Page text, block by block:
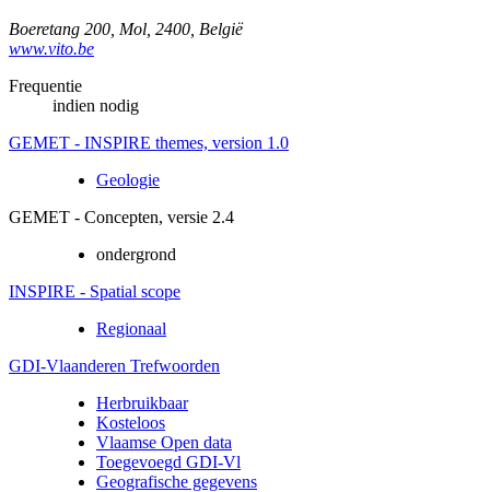
Boeretang 200 Mol 2400 België
www.vito.be
Frequentie
indien nodig
GEMET - INSPIRE themes, version 1.0
Geologie
GEMET - Concepten, versie 2.4
ondergrond
INSPIRE - Spatial scope
Regionaal
GDI-Vlaanderen Trefwoorden
Herbruikbaar
Kosteloos
Vlaamse Open data
Toegevoegd GDI-Vl
Geografische gegevens